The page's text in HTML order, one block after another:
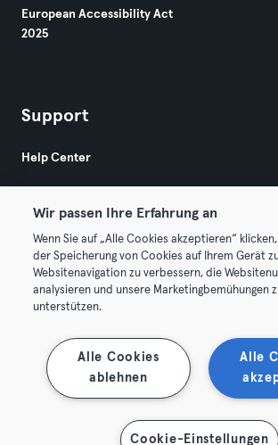
European Accessibility Act
2025
Support
Help Center
© 2026 Urban Sports Group GmbH. All
Terms & Conditions
Terminate contracts here Withdraw
Wir passen Ihre Erfahrung an
Wenn Sie auf „Alle Cookies akzeptieren“
der Speicherung von Cookies auf Ihrem Gerät
Websitenavigation zu verbessern, die
analysieren und unsere Marketingbemühungen
unterstützen.
Alle
Alle Cookies
ablehnen
Cookie-Einstellungen